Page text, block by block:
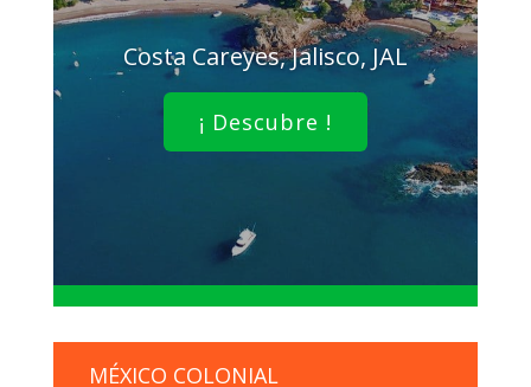
Costa Careyes, Jalisco, JAL
¡ Descubre !
MÉXICO COLONIAL